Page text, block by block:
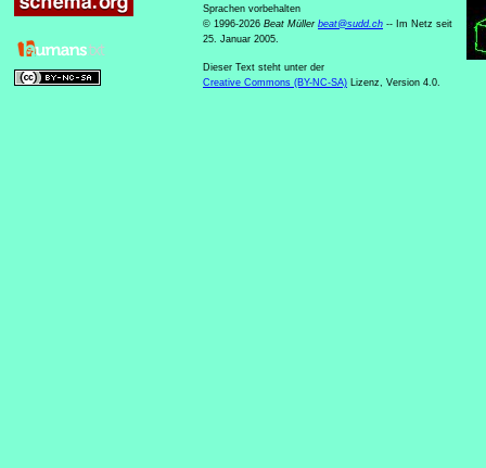
Sprachen vorbehalten
© 1996-2026 Beat Müller beat@sudd.ch -- Im Netz seit
25. Januar 2005.
Dieser Text steht unter der
Creative Commons (BY-NC-SA) Lizenz, Version 4.0.